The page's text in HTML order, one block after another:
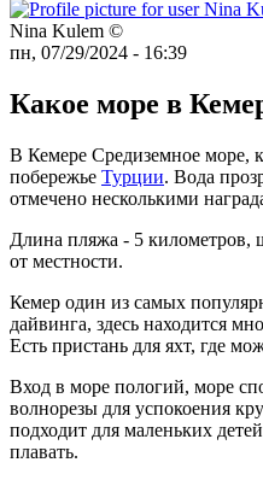
Nina Kulem ©️
пн, 07/29/2024 - 16:39
Какое море в
В Кемере Средиземное море,
побережье Турции. Вода
отмечено несколькими
Длина пляжа - 5 километров,
от местности.
Кемер один из самых
дайвинга, здесь находится
Есть пристань для яхт, где
Вход в море пологий, море
волнорезы для успокоения
подходит для маленьких
плавать.